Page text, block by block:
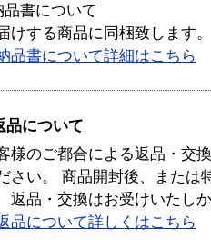
品書について
けする商品に同梱致します。
品書について詳細はこちら
品について
様のご都合による返品・交
さい。 商品開封後、または
返品・交換はお受けいたし
品について詳しくはこちら